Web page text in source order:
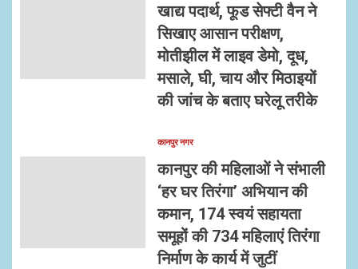
खाद्य पदार्थ, फूड सेफ्टी वैन ने
सिखाए आसान परीक्षण,
मोतीझील में लाइव डेमो, दूध,
मसाले, घी, चाय और मिठाइयों
की जांच के बताए घरेलू तरीके
कानपुर नगर
कानपुर की महिलाओं ने संभाली
‘हर घर तिरंगा’ अभियान की
कमान, 174 स्वयं सहायता
समूहों की 734 महिलाएं तिरंगा
निर्माण के कार्य में जुटीं